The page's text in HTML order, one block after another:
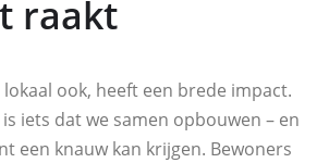
raakt
lokaal ook, heeft een brede impact.
iets dat we samen opbouwen – en
een knauw kan krijgen. Bewoners